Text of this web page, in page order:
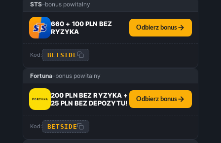
STS–bonus powitalny
660 + 100 PLN BEZ
RYZYKA
Odbierz bonus
Kod: BETSIDE
Fortuna–bonus powitalny
200 PLN BEZ RYZYKA +
25 PLN BEZ DEPOZYTU!
Odbierz bonus
Kod: BETSIDE